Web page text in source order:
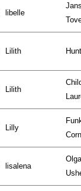
libelle
Lilith
Lilith
Lilly
lisalena
Olga